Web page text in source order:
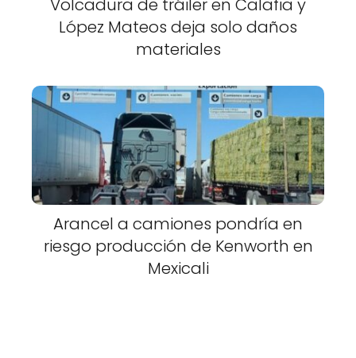
Volcadura de tráiler en Calafia y
López Mateos deja solo daños
materiales
Arancel a camiones pondría en
riesgo producción de Kenworth en
Mexicali